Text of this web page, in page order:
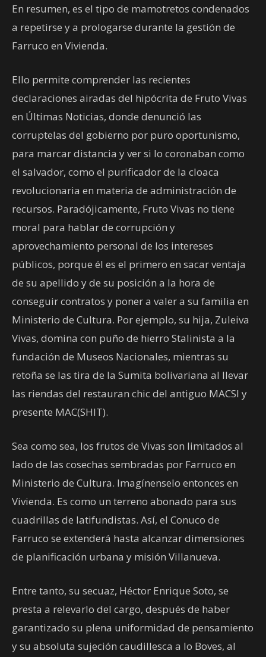
En resumen, es el tipo de mamotretos condenados
a repetirse y a prologarse durante la gestión de
Farruco en Vivienda.
Ello permite comprender las recientes
declaraciones airadas del hipócrita de Fruto Vivas
en Últimas Noticias, donde denunció las
corruptelas del gobierno por puro oportunismo,
para marcar distancia y ver si lo coronaban como
el salvador, como el purificador de la cloaca
revolucionaria en materia de administración de
recursos. Paradójicamente, Fruto Vivas no tiene
moral para hablar de corrupción y
aprovechamiento personal de los intereses
públicos, porque él es el primero en sacar ventaja
de su apellido y de su posición a la hora de
conseguir contratos y poner a valer a su familia en
Ministerio de Cultura. Por ejemplo, su hija, Zuleiva
Vivas, domina con puño de hierro Stalinista a la
fundación de Museos Nacionales, mientras su
retoña se las tira de la Sumita bolivariana al llevar
las riendas del restauran chic del antiguo MACSI y
presente MAC(SHIT).
Sea como sea, los frutos de Vivas son limitados al
lado de las cosechas sembradas por Farruco en
Ministerio de Cultura. Imagínenselo entonces en
Vivienda. Es como un terreno abonado para sus
cuadrillas de latifundistas. Así, el Conuco de
Farruco se extenderá hasta alcanzar dimensiones
de planificación urbana y misión Villanueva.
Entre tanto, su secuaz, Héctor Enrique Soto, se
presta a relevarlo del cargo, después de haber
garantizado su plena uniformidad de pensamiento
y su absoluta sujeción caudillesca a lo Boves, al